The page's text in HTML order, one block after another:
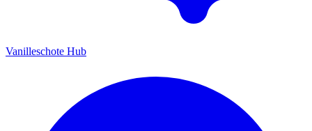
Vanilleschote Hub